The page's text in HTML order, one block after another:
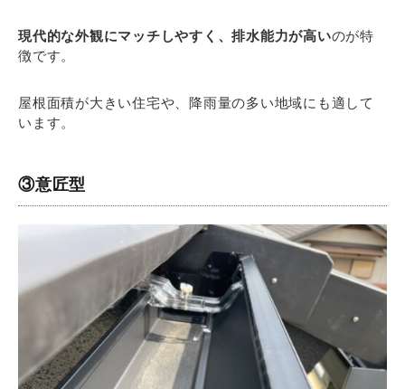
現代的な外観にマッチしやすく、排水能力が高いのが特
徴です。
屋根面積が大きい住宅や、降雨量の多い地域にも適して
います。
③意匠型